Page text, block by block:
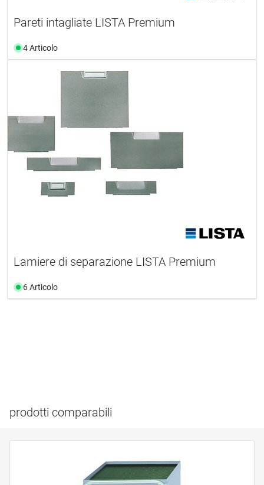
Pareti intagliate LISTA Premium
4 Articolo
Lamiere di separazione LISTA Premium
6 Articolo
prodotti comparabili